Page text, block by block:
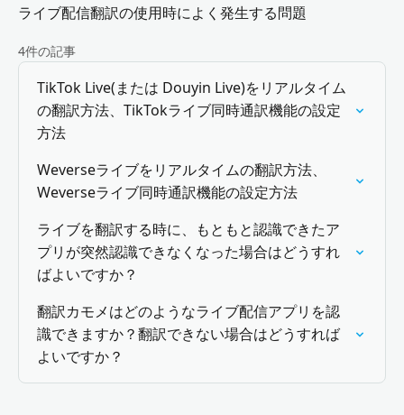
ライブ配信翻訳の使用時によく発生する問題
4件の記事
TikTok Live(または Douyin Live)をリアルタイム
の翻訳方法、TikTokライブ同時通訳機能の設定
方法
Weverseライブをリアルタイムの翻訳方法、
Weverseライブ同時通訳機能の設定方法
ライブを翻訳する時に、もともと認識できたア
プリが突然認識できなくなった場合はどうすれ
ばよいですか？
翻訳カモメはどのようなライブ配信アプリを認
識できますか？翻訳できない場合はどうすれば
よいですか？